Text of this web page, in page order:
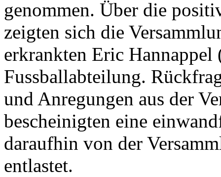
genommen. Über die
zeigten sich die
erkrankten Eric
Fussballabteilung.
und Anregungen aus der
bescheinigten eine
daraufhin von der
entlastet.